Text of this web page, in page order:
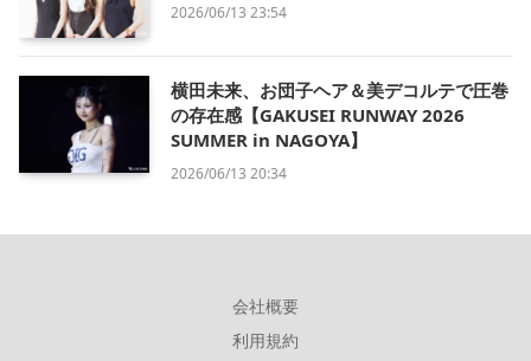
2026/06/13 23:54
横田未来、お団子ヘア＆美デコルテで圧巻
の存在感【GAKUSEI RUNWAY 2026
SUMMER in NAGOYA】
2026/06/13 20:34
会社概要
利用規約